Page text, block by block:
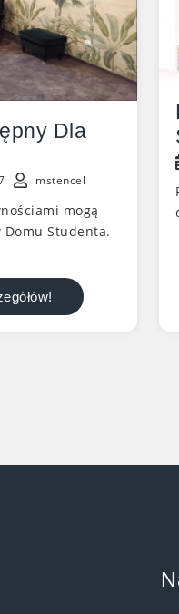
Dla
mstencel
mogą
Domu Studenta.